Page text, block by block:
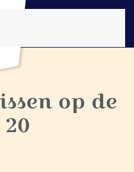
op de
20